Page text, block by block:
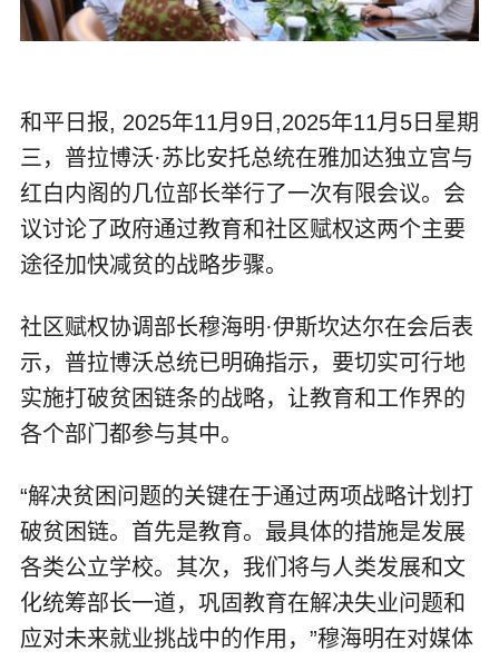
和平日报, 2025年11月9日,2025年11月5日星期
三，普拉博沃·苏比安托总统在雅加达独立宫与
红白内阁的几位部长举行了一次有限会议。会
议讨论了政府通过教育和社区赋权这两个主要
途径加快减贫的战略步骤。
社区赋权协调部长穆海明·伊斯坎达尔在会后表
示，普拉博沃总统已明确指示，要切实可行地
实施打破贫困链条的战略，让教育和工作界的
各个部门都参与其中。
“解决贫困问题的关键在于通过两项战略计划打
破贫困链。首先是教育。最具体的措施是发展
各类公立学校。其次，我们将与人类发展和文
化统筹部长一道，巩固教育在解决失业问题和
应对未来就业挑战中的作用，”穆海明在对媒体